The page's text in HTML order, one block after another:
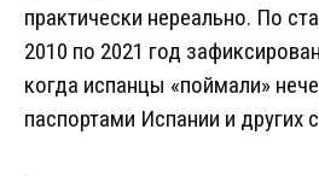
практически нереально. По
2010 по 2021 год
когда испанцы «поймали»
паспортами Испании и других